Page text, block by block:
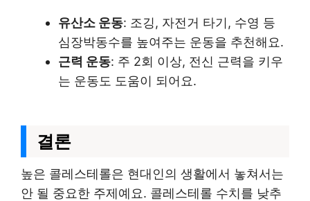
유산소 운동: 조깅, 자전거 타기, 수영 등
심장박동수를 높여주는 운동을 추천해요.
근력 운동: 주 2회 이상, 전신 근력을 키우
는 운동도 도움이 되어요.
결론
높은 콜레스테롤은 현대인의 생활에서 놓쳐서는
안 될 중요한 주제예요. 콜레스테롤 수치를 낮추